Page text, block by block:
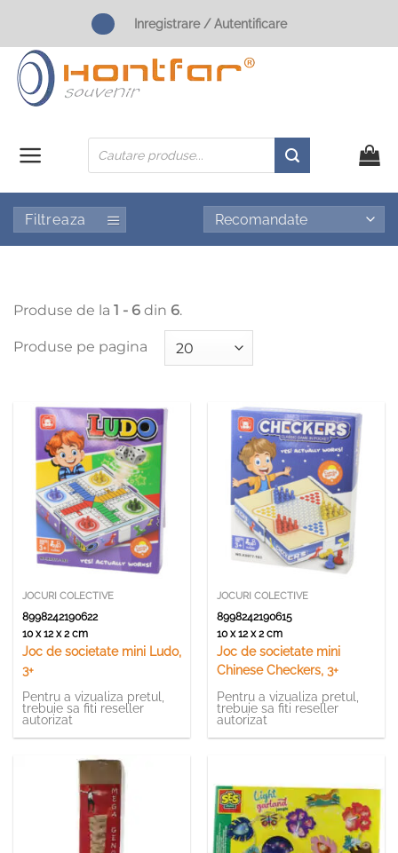
content
Inregistrare / Autentificare
Products
search
Filtreaza
Produse de la 1 - 6 din 6.
Produse pe pagina
JOCURI COLECTIVE
8998242190622
10 x 12 x 2 cm
Joc de societate mini Ludo,
3+
Pentru a vizualiza pretul,
trebuie sa fiti reseller
autorizat
JOCURI COLECTIVE
8998242190615
10 x 12 x 2 cm
Joc de societate mini
Chinese Checkers, 3+
Pentru a vizualiza pretul,
trebuie sa fiti reseller
autorizat